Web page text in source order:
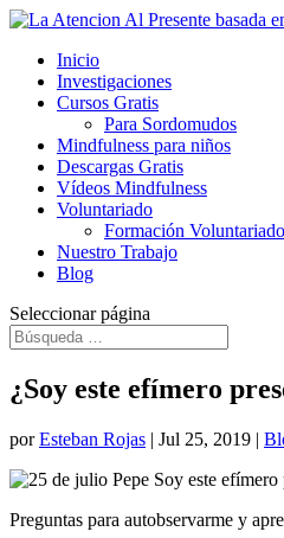
Inicio
Investigaciones
Cursos Gratis
Para Sordomudos
Mindfulness para niños
Descargas Gratis
Vídeos Mindfulness
Voluntariado
Formación Voluntariado
Nuestro Trabajo
Blog
Seleccionar página
¿Soy este efímero
porEsteban Rojas | Jul 25, 2019 |
Preguntas para autobservarme y